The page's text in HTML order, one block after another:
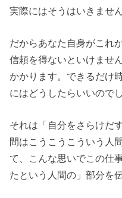
実際にはそうはいきませ
だからあなた自身がこれ
信頼を得ないといけませ
かかります。できるだけ
にはどうしたらいいので
それは「自分をさらけだ
間はこうこうこういう人
て、こんな思いでこの仕
たという人間の」部分を